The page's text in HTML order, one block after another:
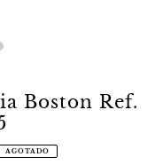
Boston Ref.
AGOTADO